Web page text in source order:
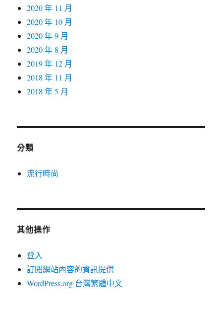
2020 年 11 月
2020 年 10 月
2020 年 9 月
2020 年 8 月
2019 年 12 月
2018 年 11 月
2018 年 5 月
分類
流行時尚
其他操作
登入
訂閱網站內容的資訊提供
WordPress.org 台灣繁體中文